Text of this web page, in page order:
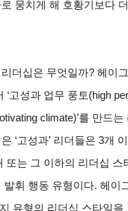
뭉치게 해 호황기보다
더십은 무엇일까? 헤이
고성과 업무 풍토(high
climate)’를 만드
‘고성과’ 리더들은 3개
또는 그 이하의 리더십
휘 행동 유형이다. 헤이
유형의 리더십 스타일을